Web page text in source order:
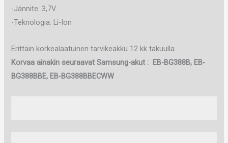
-Jännite: 3,7V
-Teknologia: Li-Ion
Erittäin korkealaatuinen tarvikeakku 12 kk takuulla
Korvaa ainakin seuraavat Samsung-akut : EB-BG388B, EB-
BG388BBE, EB-BG388BBECWW